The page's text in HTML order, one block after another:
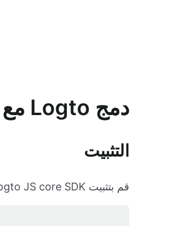
دمج Logto مع مشروعك
التثبيت
قم بتثبيت Logto JS core SDK ومكتبة عميل Angular OIDC: